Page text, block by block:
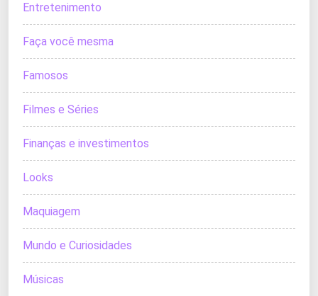
Entretenimento
Faça você mesma
Famosos
Filmes e Séries
Finanças e investimentos
Looks
Maquiagem
Mundo e Curiosidades
Músicas